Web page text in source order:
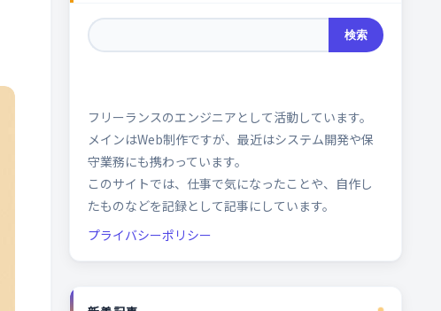
検索
フリーランスのエンジニアとして活動しています。
メインはWeb制作ですが、最近はシステム開発や保
守業務にも携わっています。
このサイトでは、仕事で気になったことや、自作し
たものなどを記録として記事にしています。
プライバシーポリシー